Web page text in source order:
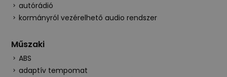
autórádió
kormányról vezérelhető audio rendszer
Műszaki
ABS
adaptív tempomat